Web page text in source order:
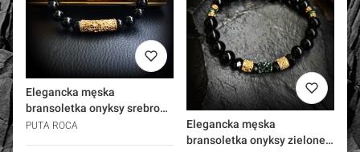
Elegancka męska
bransoletka onyksy srebro
925 złoto 24k Raphsody
PUTA ROCA
Elegancka męska
bransoletka onyksy zielone